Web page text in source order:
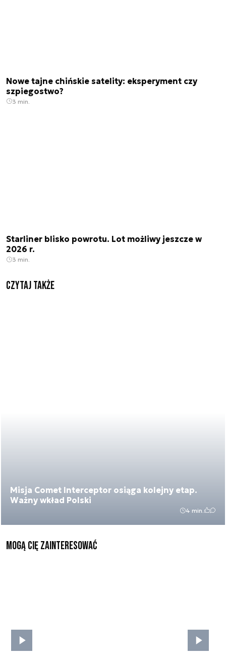
Nowe tajne chińskie satelity: eksperyment czy
szpiegostwo?
3 min.
Starliner blisko powrotu. Lot możliwy jeszcze w
2026 r.
3 min.
Czytaj także
Misja Comet Interceptor osiąga kolejny etap.
Ważny wkład Polski
4 min.
Mogą Cię zainteresować